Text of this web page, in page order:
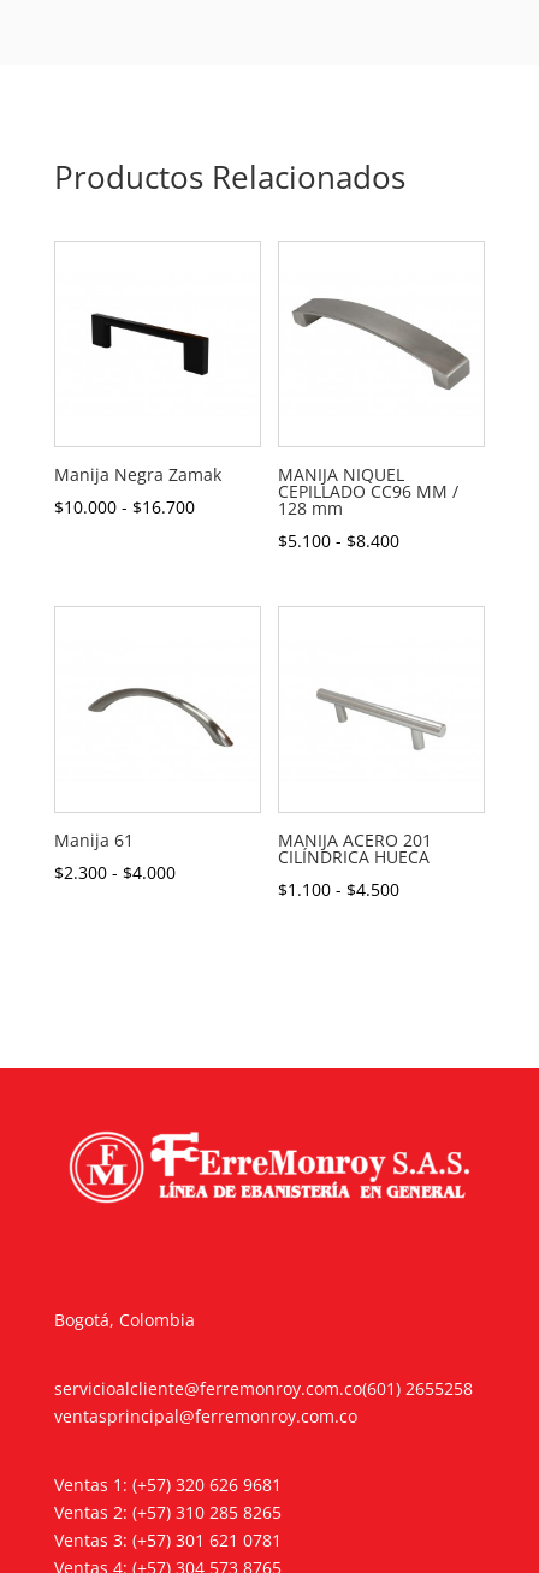
Productos Relacionados
Manija Negra Zamak
$10.000 - $16.700Rango
MANIJA NIQUEL
CEPILLADO CC96 MM /
128 mm
$5.100 - $8.400Rango
precios:
$8.400
Manija 61
$2.300 - $4.000Rango
MANIJA ACERO 201
CILÍNDRICA HUECA
$1.100 - $4.500Rango
$4.500
Bogotá, Colombia
servicioalcliente@ferremonroy.com.co
ventasprincipal@ferremonroy.com.co
(601) 2655258
Ventas 1: (+57) 320 626 9681
Ventas 2: (+57) 310 285 8265
Ventas 3: (+57) 301 621 0781
Ventas 4: (+57) 304 573 8765